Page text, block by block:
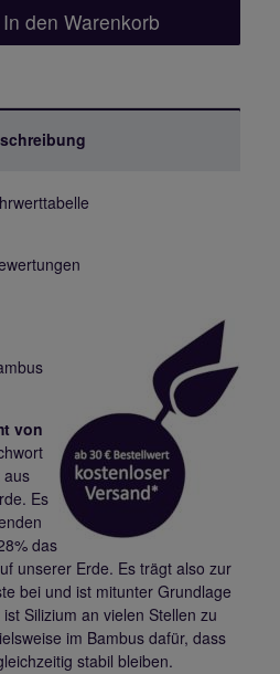
In den Warenkorb
von
aus
Es
das
unserer Erde. Es trägt also zur
bei und ist mitunter Grundlage
Silizium an vielen Stellen zu
im Bambus dafür, dass
stabil bleiben.